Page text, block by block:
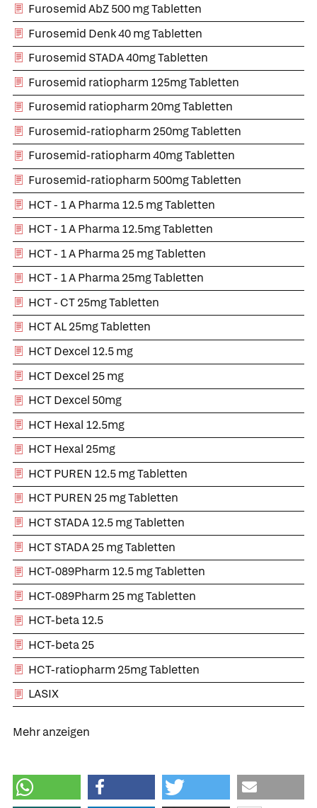
Furosemid AbZ 500 mg Tabletten
Furosemid Denk 40 mg Tabletten
Furosemid STADA 40mg Tabletten
Furosemid ratiopharm 125mg Tabletten
Furosemid ratiopharm 20mg Tabletten
Furosemid-ratiopharm 250mg Tabletten
Furosemid-ratiopharm 40mg Tabletten
Furosemid-ratiopharm 500mg Tabletten
HCT - 1 A Pharma 12.5 mg Tabletten
HCT - 1 A Pharma 12.5mg Tabletten
HCT - 1 A Pharma 25 mg Tabletten
HCT - 1 A Pharma 25mg Tabletten
HCT - CT 25mg Tabletten
HCT AL 25mg Tabletten
HCT Dexcel 12.5 mg
HCT Dexcel 25 mg
HCT Dexcel 50mg
HCT Hexal 12.5mg
HCT Hexal 25mg
HCT PUREN 12.5 mg Tabletten
HCT PUREN 25 mg Tabletten
HCT STADA 12.5 mg Tabletten
HCT STADA 25 mg Tabletten
HCT-089Pharm 12.5 mg Tabletten
HCT-089Pharm 25 mg Tabletten
HCT-beta 12.5
HCT-beta 25
HCT-ratiopharm 25mg Tabletten
LASIX
Mehr anzeigen